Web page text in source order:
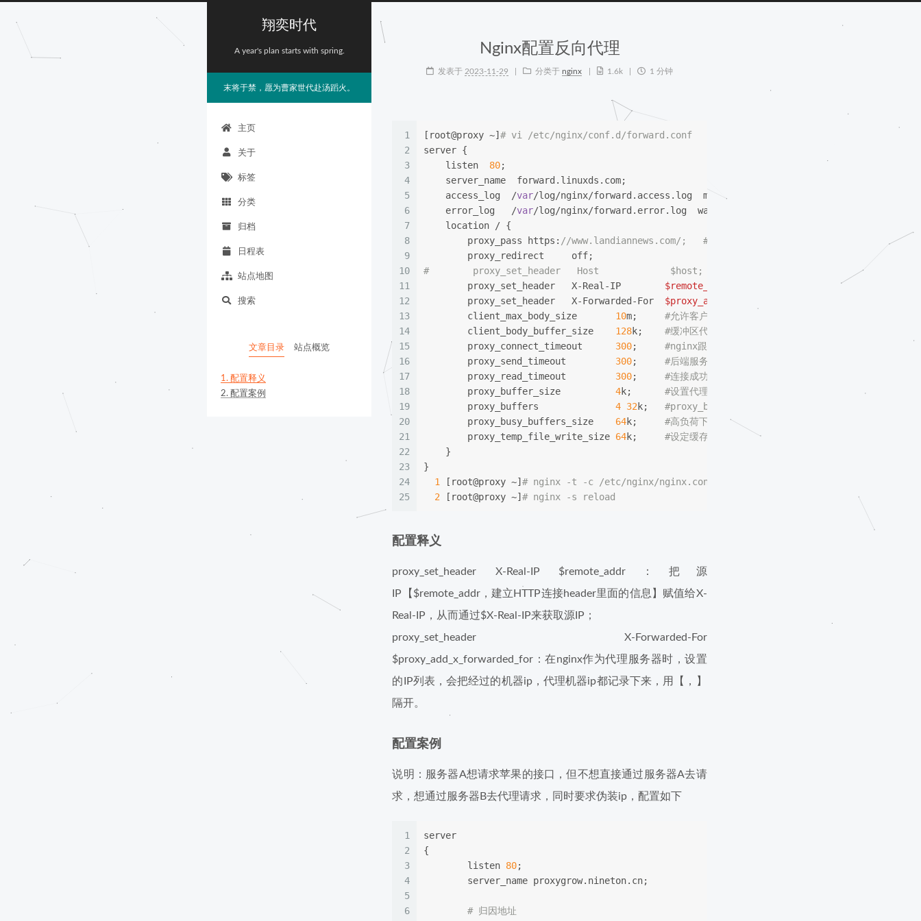
翔奕时代
A year's plan starts with spring.
末将于禁，愿为曹家世代赴汤蹈火。
主页
关于
标签
分类
归档
日程表
站点地图
搜索
Nginx配置反向代理
发表于 2023-11-29 分类于 nginx 1.6k 1 分钟
1
2
3
4
5
6
7
8
9
10
11
12
13
14
15
16
17
18
19
20
21
22
23
24
25
[root@proxy ~]# vi /etc/nginx/conf.d/forward.conf
server {
    listen
80;
    server_name  forward.linuxds.com;
    access_log  /
var/log/nginx/forward.access.log  main;
    error_log   /
var/log/nginx/forward.error.log  warn;
    location / {
        proxy_pass https:
//www.landiannews.com/;   #代理地址
        proxy_redirect     off;
#        proxy_set_header   Host             $host;
        proxy_set_header   X-Real-IP
$remote_addr
        proxy_set_header   X-Forwarded-For
$proxy_add_x_forwarded_for
        client_max_body_size
10m; #允许客户端请求的最大单文件字节数
        client_body_buffer_size
128k; #缓冲区代理缓冲用户端请求的最大字节数
        proxy_connect_timeout
300; #nginx跟后端服务器连接超时时间(代理连接超时)
        proxy_send_timeout
300; #后端服务器数据回传时间(代理发送超时)
        proxy_read_timeout
300; #连接成功后，后端服务器响应时间(代理接收超时)
        proxy_buffer_size
4k; #设置代理服务器（nginx）保存用户头信息的缓冲区大小
        proxy_buffers
4 32 k; #proxy_buffers缓冲区，网页平均在32k以下的话，这样
        proxy_busy_buffers_size
64k; #高负荷下缓冲大小（proxy_buffers*2）
        proxy_temp_file_write_size
64k; #设定缓存文件夹大小，大于这个值，将从upstream服务器
    }
}
1
[root@proxy ~]
2 [root@proxy ~]
配置释义
proxy_set_header X-Real-IP $remote_addr：把源
IP【$remote_addr，建立HTTP连接header里面的信息】赋值给X-
Real-IP，从而通过$X-Real-IP来获取源IP；
proxy_set_header X-Forwarded-For
$proxy_add_x_forwarded_for：在nginx作为代理服务器时，设置
的IP列表，会把经过的机器ip，代理机器ip都记录下来，用【，】
隔开。
配置案例
说明：服务器A想请求苹果的接口，但不想直接通过服务器A去请
求，想通过服务器B去代理请求，同时要求伪装ip，配置如下
1
2
3
4
5
6
server
{
        listen
80;
        server_name proxygrow.nineton.cn;
# 归因地址
文章目录 站点概览
1. 配置释义
2. 配置案例